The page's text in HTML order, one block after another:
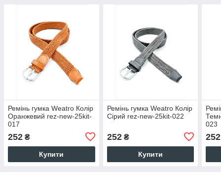
Ремінь гумка Weatro Колір
Оранжевий rez-new-25kit-
017
252 ₴
Купити
Ремінь гумка Weatro Колір
Сірий rez-new-25kit-022
252₴
Купити
023
252